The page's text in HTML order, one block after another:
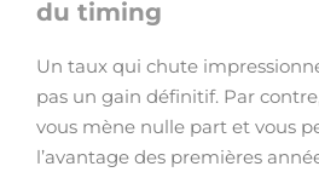
du timing
Un taux qui chute
pas un gain définitif. Par
vous mène nulle part et vous
l’avantage des premières